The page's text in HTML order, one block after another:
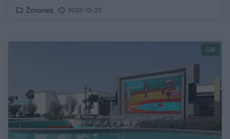
Žmonės 2023-12-22
6